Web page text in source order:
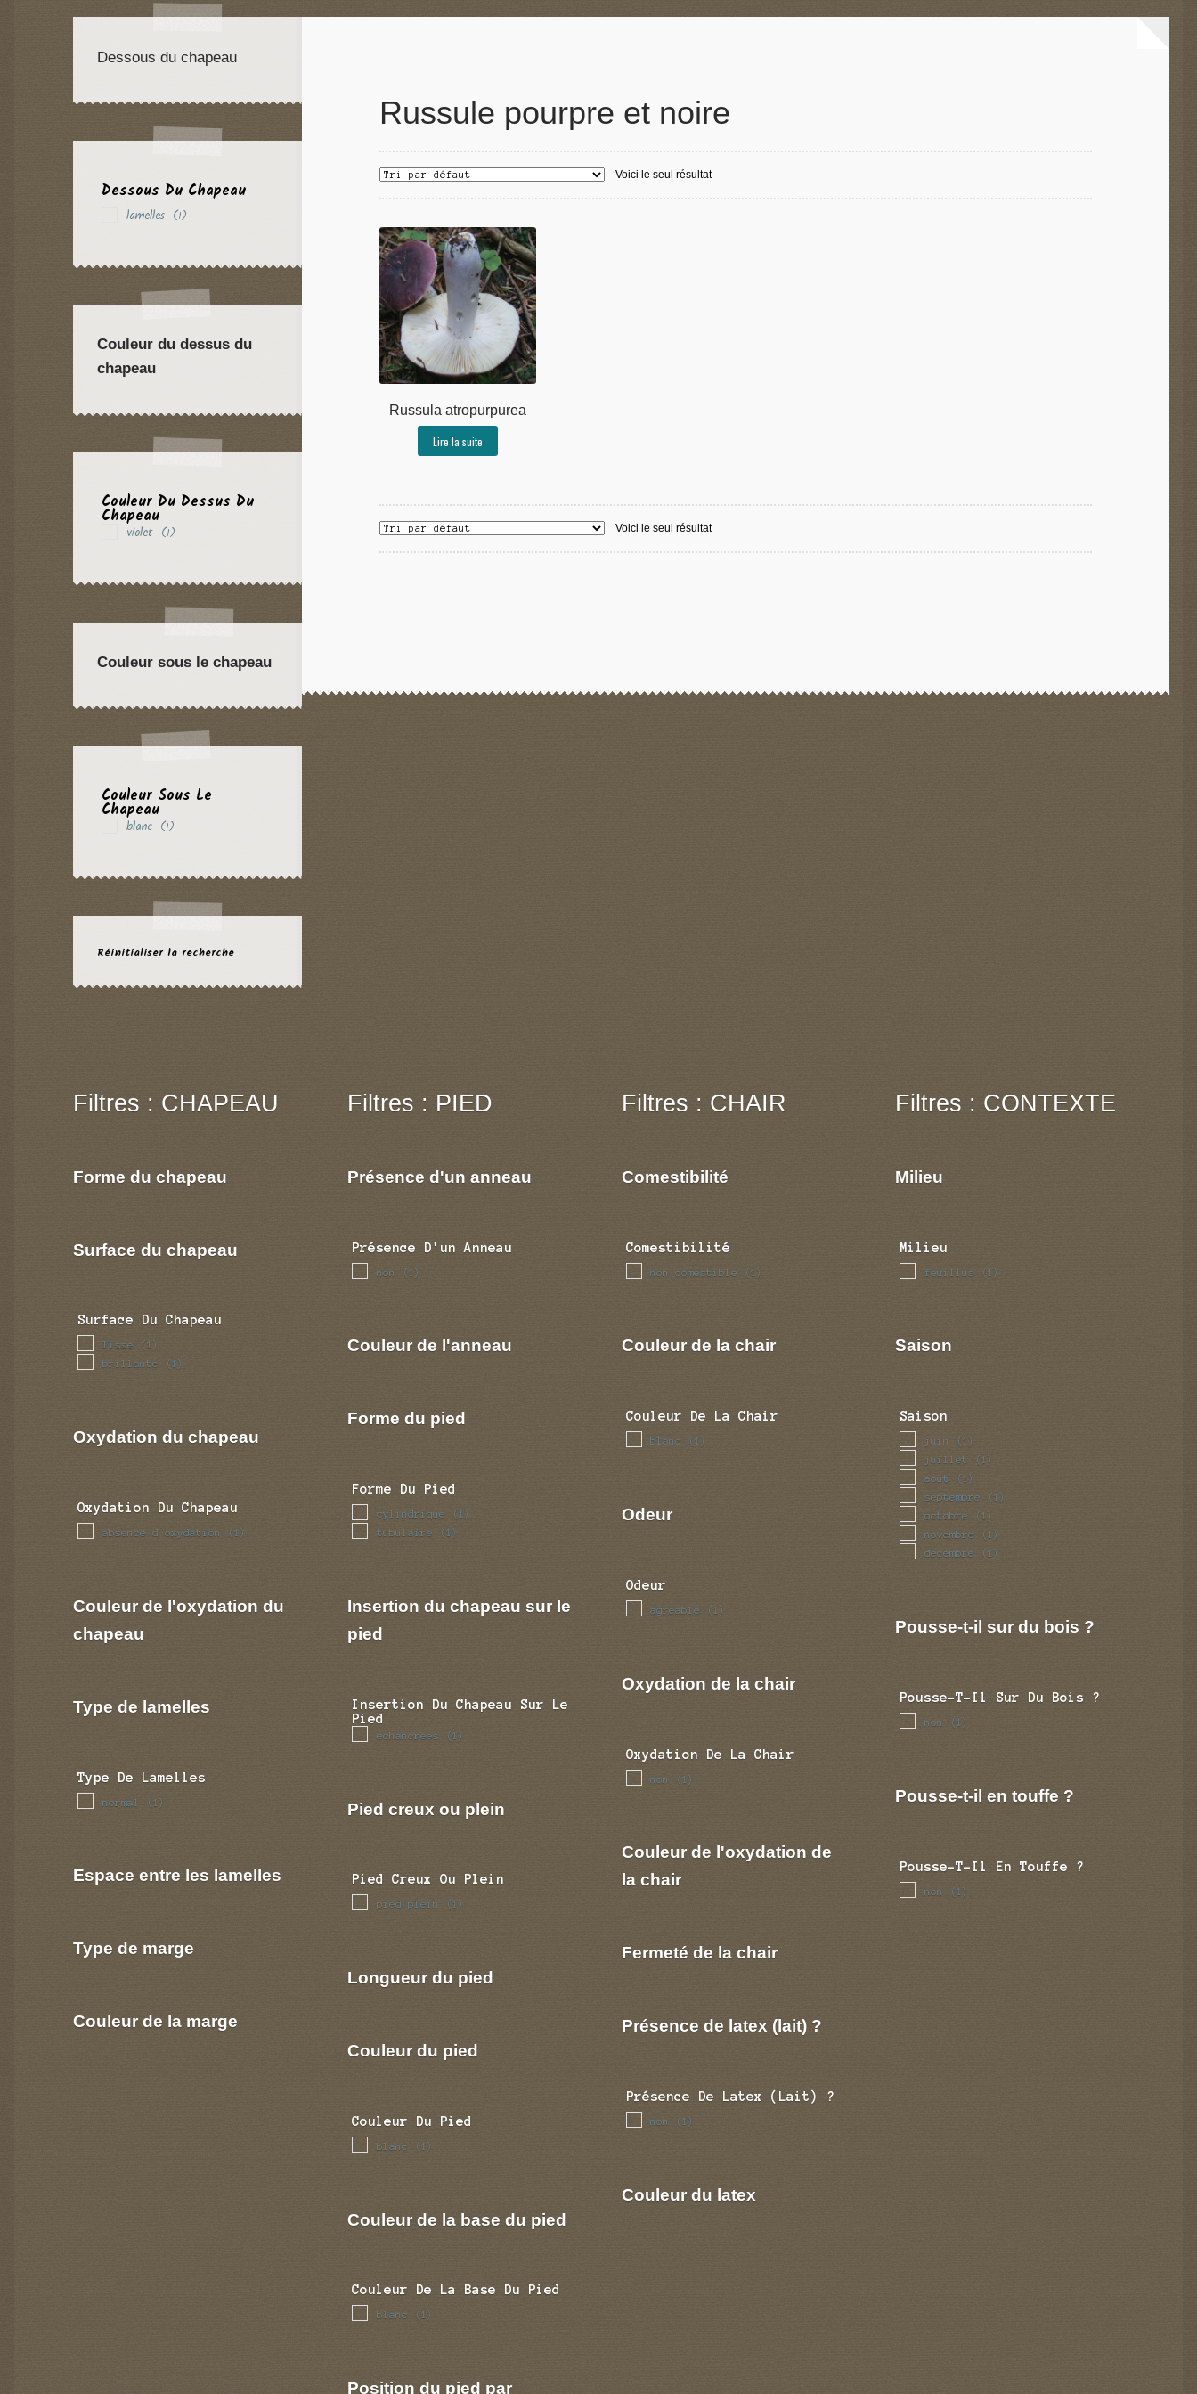
Russule pourpre et noire
Voici le seul résultat
Russula atropurpurea
Lire la suite
Voici le seul résultat
Dessous du chapeau
Dessous Du Chapeau
lamelles (1)
Couleur du dessus du
chapeau
Couleur Du Dessus Du
Chapeau
violet (1)
Couleur sous le chapeau
Couleur Sous Le
Chapeau
blanc (1)
Réinitialiser la recherche
Filtres : CHAPEAU
Forme du chapeau
Surface du chapeau
Surface Du Chapeau
lisse (1)
brillante (1)
Oxydation du chapeau
Oxydation Du Chapeau
absence d oxydation (1)
Couleur de l'oxydation du
chapeau
Type de lamelles
Type De Lamelles
normal (1)
Espace entre les lamelles
Type de marge
Couleur de la marge
Filtres : PIED
Présence d'un anneau
Présence D'un Anneau
non (1)
Couleur de l'anneau
Forme du pied
Forme Du Pied
cylindrique (1)
tubulaire (1)
Insertion du chapeau sur le
pied
Insertion Du Chapeau Sur Le
Pied
echancrees (1)
Pied creux ou plein
Pied Creux Ou Plein
pied plein (1)
Longueur du pied
Couleur du pied
Couleur Du Pied
blanc (1)
Couleur de la base du pied
Couleur De La Base Du Pied
blanc (1)
Position du pied par
Filtres : CHAIR
Comestibilité
Comestibilité
non comestible (1)
Couleur de la chair
Couleur De La Chair
blanc (1)
Odeur
Odeur
agreable (1)
Oxydation de la chair
Oxydation De La Chair
non (1)
Couleur de l'oxydation de
la chair
Fermeté de la chair
Présence de latex (lait) ?
Présence De Latex (lait) ?
non (1)
Couleur du latex
Filtres : CONTEXTE
Milieu
Milieu
feuillus (1)
Saison
Saison
juin (1)
juillet (1)
aout (1)
septembre (1)
octobre (1)
novembre (1)
decembre (1)
Pousse-t-il sur du bois ?
Pousse-T-Il Sur Du Bois ?
non (1)
Pousse-t-il en touffe ?
Pousse-T-Il En Touffe ?
non (1)